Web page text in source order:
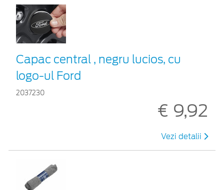
Capac central , negru lucios, cu
logo-ul Ford
2037230
€ 9,92
Vezi detalii